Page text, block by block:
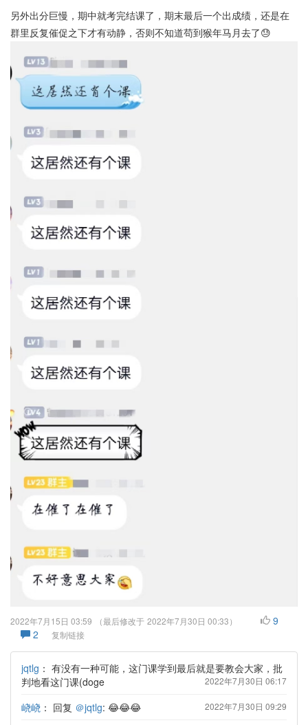
另外出分巨慢，期中就考完结课了，期末最后一个出成绩，还是在
群里反复催促之下才有动静，否则不知道苟到猴年马月去了😓
2022年7月15日 03:59 （最后修改于 2022年7月30日 00:33）
9
2
复制链接
jqtlg ： 有没有一种可能，这门课学到最后就是要教会大家，批
判地看这门课(doge
2022年7月30日 06:17
峣峣 ： 回复 ＠jqtlg: 😂😂😂 2022年7月30日 09:29